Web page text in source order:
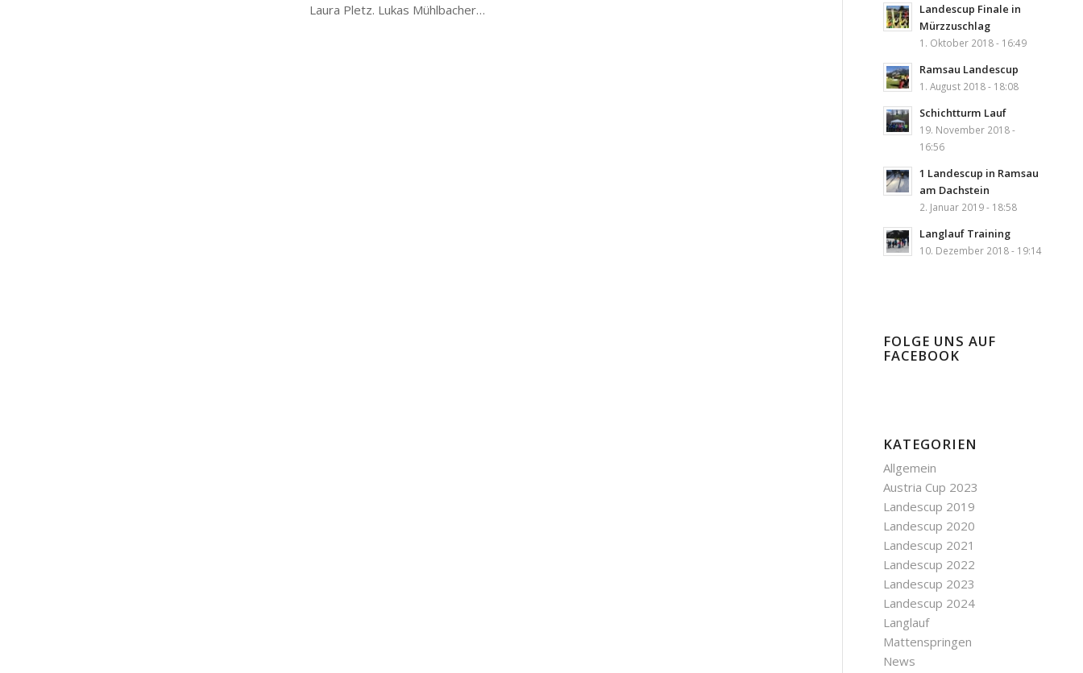
Laura Pletz. Lukas Mühlbacher…
Landescup Finale in
Mürzzuschlag
1. Oktober 2018 - 16:49
Ramsau Landescup
1. August 2018 - 18:08
Schichtturm Lauf
19. November 2018 -
16:56
1 Landescup in Ramsau
am Dachstein
2. Januar 2019 - 18:58
Langlauf Training
10. Dezember 2018 - 19:14
FOLGE UNS AUF
FACEBOOK
KATEGORIEN
Allgemein
Austria Cup 2023
Landescup 2019
Landescup 2020
Landescup 2021
Landescup 2022
Landescup 2023
Landescup 2024
Langlauf
Mattenspringen
News